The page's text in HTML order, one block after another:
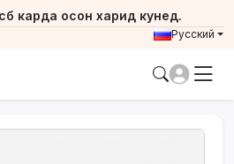
карда осон харид кунед.
Русский